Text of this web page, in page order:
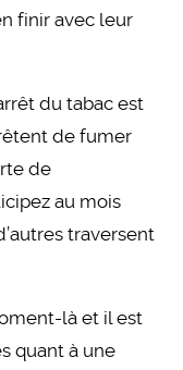
finir avec leur
du tabac est
de fumer
de
au mois
traversent
là et il est
quant à une